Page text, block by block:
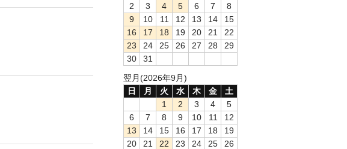
2
3 4 5 6 7
8
9
10 11 12 13 14
15
16
17 18 19 20 21
22
23
24 25 26 27 28
29
30
31
翌月(2026年9月)
日
月 火 水 木 金
土
1
2 3 4
5
6
7 8 9 10 11
12
13
14 15 16 17 18
19
20
21 22 23 24 25
26